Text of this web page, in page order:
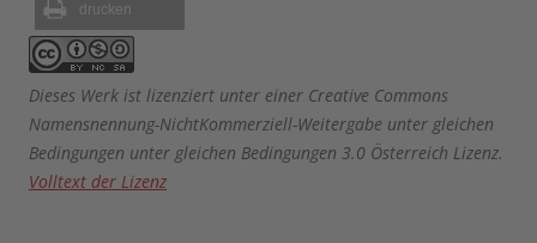
drucken
Dieses Werk ist lizenziert unter einer Creative Commons
Namensnennung-NichtKommerziell-Weitergabe unter gleichen
Bedingungen unter gleichen Bedingungen 3.0 Österreich Lizenz.
Volltext der Lizenz